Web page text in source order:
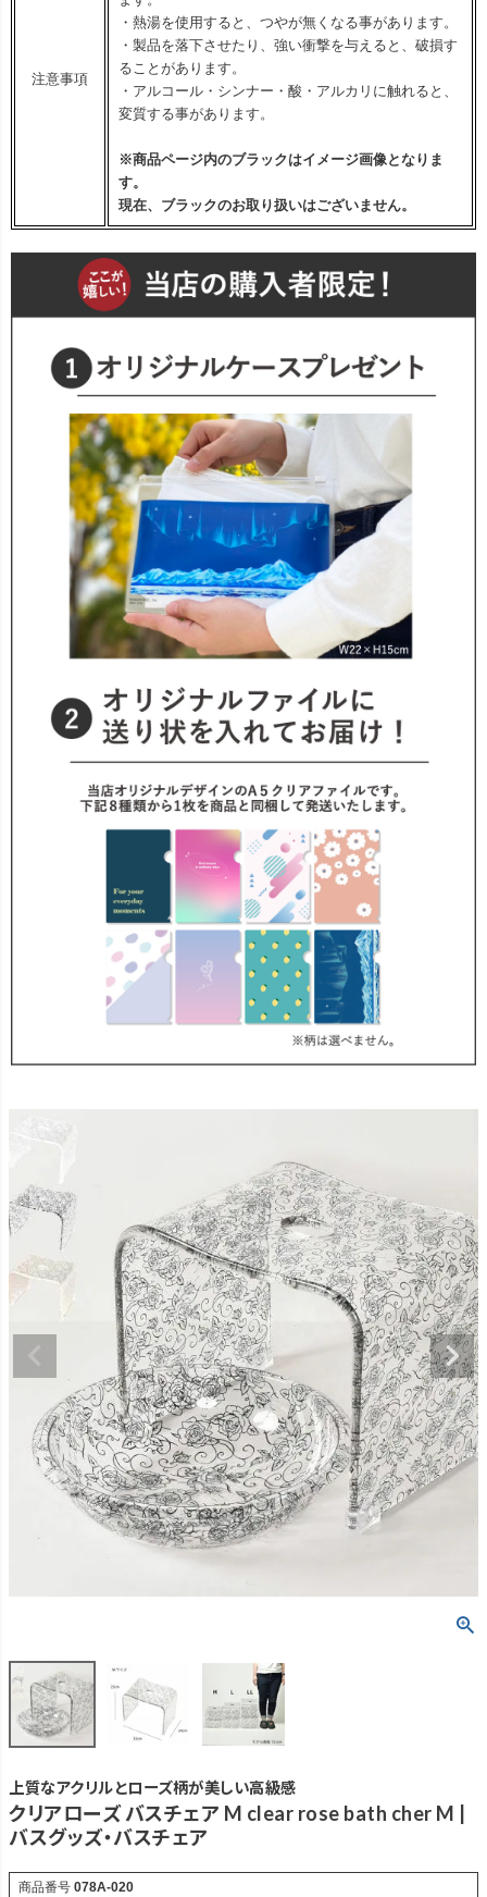
注意事項
・熱湯を使用すると、つやが無くなる事があります。
・製品を落下させたり、強い衝撃を与えると、破損す
ることがあります。
・アルコール・シンナー・酸・アルカリに触れると、
変質する事があります。
※商品ページ内のブラックはイメージ画像となりま
す。
現在、ブラックのお取り扱いはございません。
上質なアクリルとローズ柄が美しい高級感
クリアローズ バスチェア M clear rose bath cher M |
バスグッズ・バスチェア
商品番号 078A-020